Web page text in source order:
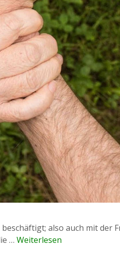
also auch mit der
… Weiterlesen